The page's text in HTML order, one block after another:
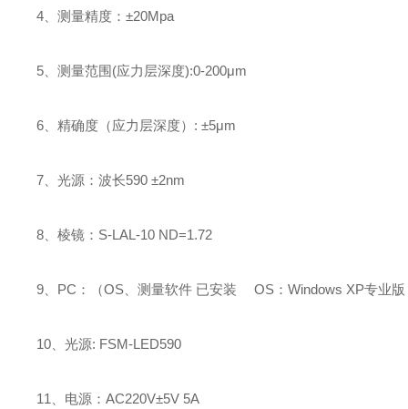
4、测量精度：±20Mpa
5、测量范围(应力层深度):0-200μm
6、精确度（应力层深度）: ±5μm
7、光源：波长590 ±2nm
8、棱镜：S-LAL-10 ND=1.72
9、PC：（OS、测量软件 已安装 OS：Windows XP专
10、光源: FSM-LED590
11、电源：AC220V±5V 5A